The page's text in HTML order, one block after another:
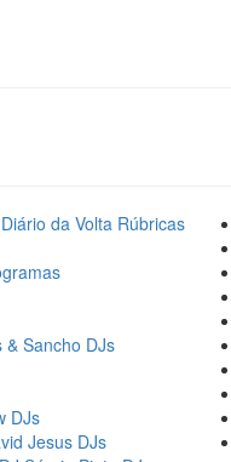
da Volta Rúbricas
& Sancho DJs
DJs
Jesus DJs